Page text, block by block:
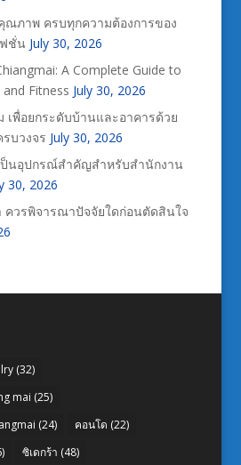
ณภาพ ครบทุกความต้องการของ
ชั่น July 30, 2026
A Complete Guide to
Fitness July 30, 2026
เพื่อยกระดับบ้านและอาคารด้วย
บวงจร July 30, 2026
ป็นอุปกรณ์สำคัญสำหรับสำนักงาน
30, 2026
ควรพิจารณาปัจจัยใดก่อนตัดสินใจ
(32)
mai (25)
(24) คอนโด (22)
ซิเดกร้า (48)